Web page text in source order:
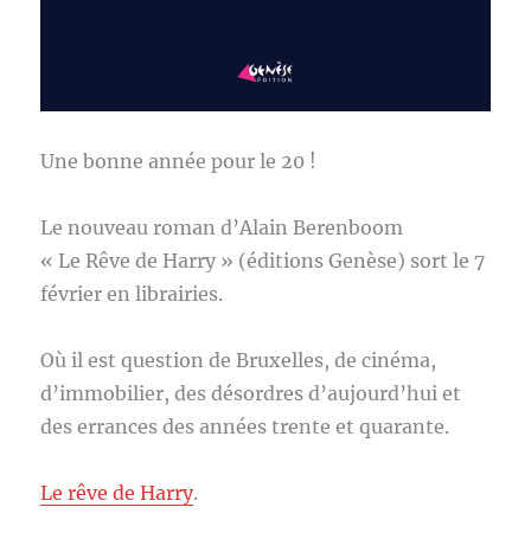
Une bonne année pour le 20 !
Le nouveau roman d’Alain Berenboom
« Le Rêve de Harry » (éditions Genèse) sort le 7
février en librairies.
Où il est question de Bruxelles, de cinéma,
d’immobilier, des désordres d’aujourd’hui et
des errances des années trente et quarante.
Le rêve de Harry.